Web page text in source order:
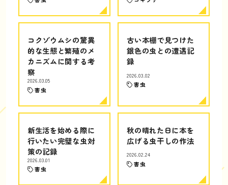
コクゾウムシの驚異
的な生態と繁殖のメ
カニズムに関する考
察
2026.03.05
害虫
古い本棚で見つけた
銀色の虫との遭遇記
録
2026.03.02
害虫
新生活を始める際に
行いたい完璧な虫対
策の記録
2026.03.01
害虫
秋の晴れた日に本を
広げる虫干しの作法
2026.02.24
害虫